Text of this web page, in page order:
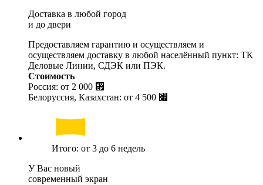
Доставка в любой город
и до двери
Предоставляем гарантию и осуществляем и
осуществляем доставку в любой населённый пункт: ТК
Деловые Линии, СДЭК или ПЭК.
Стоимость
Россия: от 2 000 ⃏
Белоруссия, Казахстан: от 4 500 ⃏
Итого: от 3 до 6 недель
У Вас новый
современный экран